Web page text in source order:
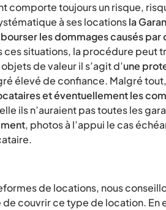
comporte toujours un risque,
à ses locationsla
les dommages causés par
ces situations, la procédure peut
de valeur il s’agit d’une
élevé de confiance. Malgré
et éventuellement les
ils n’auraient pas toutes les
, photos à l’appui le cas
de locations, nous
couvrir ce type de location. En